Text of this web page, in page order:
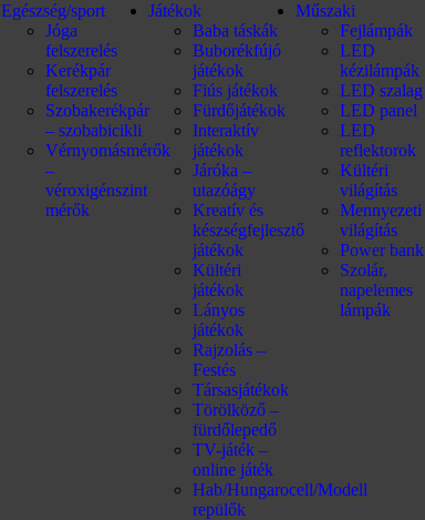
Egészség/sport
Jóga
felszerelés
Kerékpár
felszerelés
Szobakerékpár
– szobabicikli
Vérnyomásmérők
–
véroxigénszint
mérők
Játékok
Baba táskák
Buborékfújó
játékok
Fiús játékok
Fürdőjátékok
Interaktív
játékok
Járóka –
utazóágy
Kreatív és
készségfejlesztő
játékok
Kültéri
játékok
Lányos
játékok
Rajzolás –
Festés
Társasjátékok
Törölköző –
fürdőlepedő
TV-játék –
online játék
Hab/Hungarocell/Modell
repülők
Műszaki
Fejlámpák
LED
kézilámpák
LED szalag
LED panel
LED
reflektorok
Kültéri
világítás
Mennyezeti
világítás
Power bank
Szolár,
napelemes
lámpák